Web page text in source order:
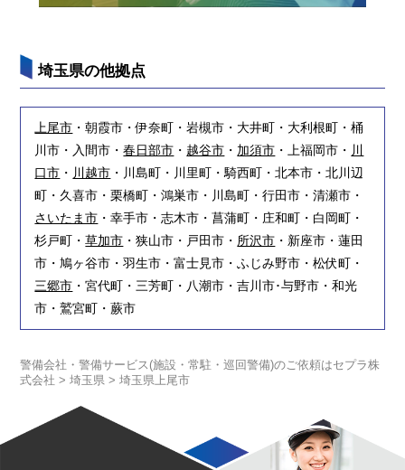
埼玉県の他拠点
上尾市 ・朝霞市・伊奈町・岩槻市・大井町・大利根町・桶
川市・入間市・春日部市 ・ 越谷市 ・ 加須市 ・上福岡市・ 川
口市 ・ 川越市 ・川島町・川里町・騎西町・北本市・北川辺
町・久喜市・栗橋町・鴻巣市・川島町・行田市・清瀬市・
さいたま市 ・幸手市・志木市・菖蒲町・庄和町・白岡町・
杉戸町・草加市 ・狭山市・戸田市・ 所沢市 ・新座市・蓮田
市・鳩ヶ谷市・羽生市・富士見市・ふじみ野市・松伏町・
三郷市 ・宮代町・三芳町・八潮市・吉川市･与野市・和光
市・鷲宮町・蕨市
警備会社・警備サービス(施設・常駐・巡回警備)のご依頼はセプラ株
式会社 >埼玉県 >埼玉県上尾市